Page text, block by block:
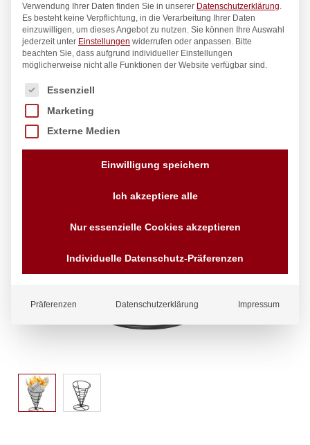
Verwendung Ihrer Daten finden Sie in unserer Datenschutzerklärung.
Es besteht keine Verpflichtung, in die Verarbeitung Ihrer Daten
einzuwilligen, um dieses Angebot zu nutzen. Sie können Ihre Auswahl
jederzeit unter Einstellungen widerrufen oder anpassen. Bitte
beachten Sie, dass aufgrund individueller Einstellungen
möglicherweise nicht alle Funktionen der Website verfügbar sind.
Es folgt eine Liste der Service-Gruppen, für die eine
Essenziell
Marketing
Externe Medien
Einwilligung speichern
Ich akzeptiere alle
Nur essenzielle Cookies akzeptieren
Individuelle Datenschutz-Präferenzen
Präferenzen Datenschutzerklärung Impressum